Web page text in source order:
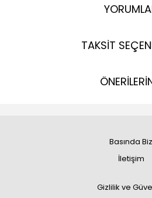
TAKSİT
Basında Biz
İletişim
Gizlilik ve